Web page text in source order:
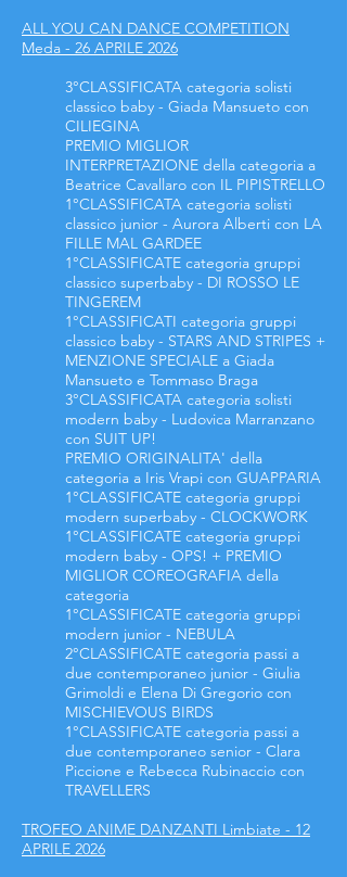
ALL YOU CAN DANCE COMPETITION
Meda - 26 APRILE 2026
3°CLASSIFICATA categoria solisti
classico baby - Giada Mansueto con
CILIEGINA
PREMIO MIGLIOR
INTERPRETAZIONE della categoria a
Beatrice Cavallaro con IL PIPISTRELLO
1°CLASSIFICATA categoria solisti
classico junior - Aurora Alberti con LA
FILLE MAL GARDEE
1°CLASSIFICATE categoria gruppi
classico superbaby - DI ROSSO LE
TINGEREM
1°CLASSIFICATI categoria gruppi
classico baby - STARS AND STRIPES +
MENZIONE SPECIALE a Giada
Mansueto e Tommaso Braga
3°CLASSIFICATA categoria solisti
modern baby - Ludovica Marranzano
con SUIT UP!
PREMIO ORIGINALITA' della
categoria a Iris Vrapi con GUAPPARIA
1°CLASSIFICATE categoria gruppi
modern superbaby - CLOCKWORK
1°CLASSIFICATE categoria gruppi
modern baby - OPS! + PREMIO
MIGLIOR COREOGRAFIA della
categoria
1°CLASSIFICATE categoria gruppi
modern junior - NEBULA
2°CLASSIFICATE categoria passi a
due contemporaneo junior - Giulia
Grimoldi e Elena Di Gregorio con
MISCHIEVOUS BIRDS
1°CLASSIFICATE categoria passi a
due contemporaneo senior - Clara
Piccione e Rebecca Rubinaccio con
TRAVELLERS
TROFEO ANIME DANZANTI Limbiate - 12
APRILE 2026